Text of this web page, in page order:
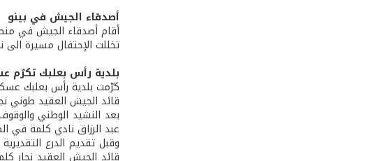
أصدقاء الجيش في بينو
أقام أصدقاء الجيش في
تخللت الإحتفال مسيرة
بلدية رأس بعلبك تكرّم
كرّمت بلدية رأس بعلبك
قائد الجيش العقيد طوني
بعد النشيد الوطني
عبد الرزاق نادي كلمة في
وقبل تقديم الدرع